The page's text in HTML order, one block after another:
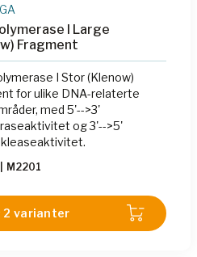
I Large
Fragment
I Stor (Klenow)
for ulike DNA-relaterte
med 5'-->3'
og 3'-->5'
M2201
2 varianter